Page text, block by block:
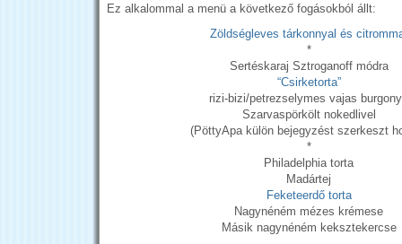
Ez alkalommal a menü a következő fogásokból állt:
Zöldségleves tárkonnyal és
*
Sertéskaraj Sztroganoff módra
“Csirketorta”
rizi-bizi/petrezselymes vajas
Szarvaspörkölt nokedlivel
(PöttyApa külön bejegyzést szerkeszt
*
Philadelphia torta
Madártej
Feketeerdő torta
Nagynéném mézes krémese
Másik nagynéném keksztekercse